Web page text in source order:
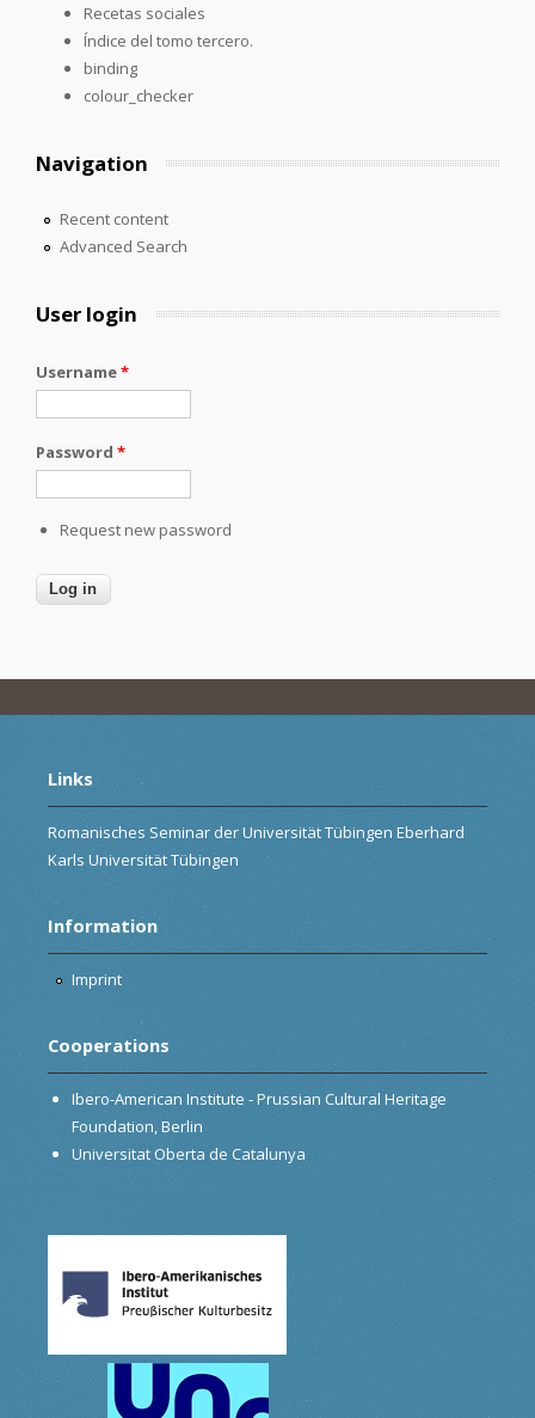
Recetas sociales
Índice del tomo tercero.
binding
colour_checker
Navigation
Recent content
Advanced Search
User login
Username*
Password *
Request new password
Links
Romanisches Seminar der Universität Tübingen Eberhard
Karls Universität Tübingen
Information
Imprint
Cooperations
Ibero-American Institute - Prussian Cultural Heritage
Foundation, Berlin
Universitat Oberta de Catalunya